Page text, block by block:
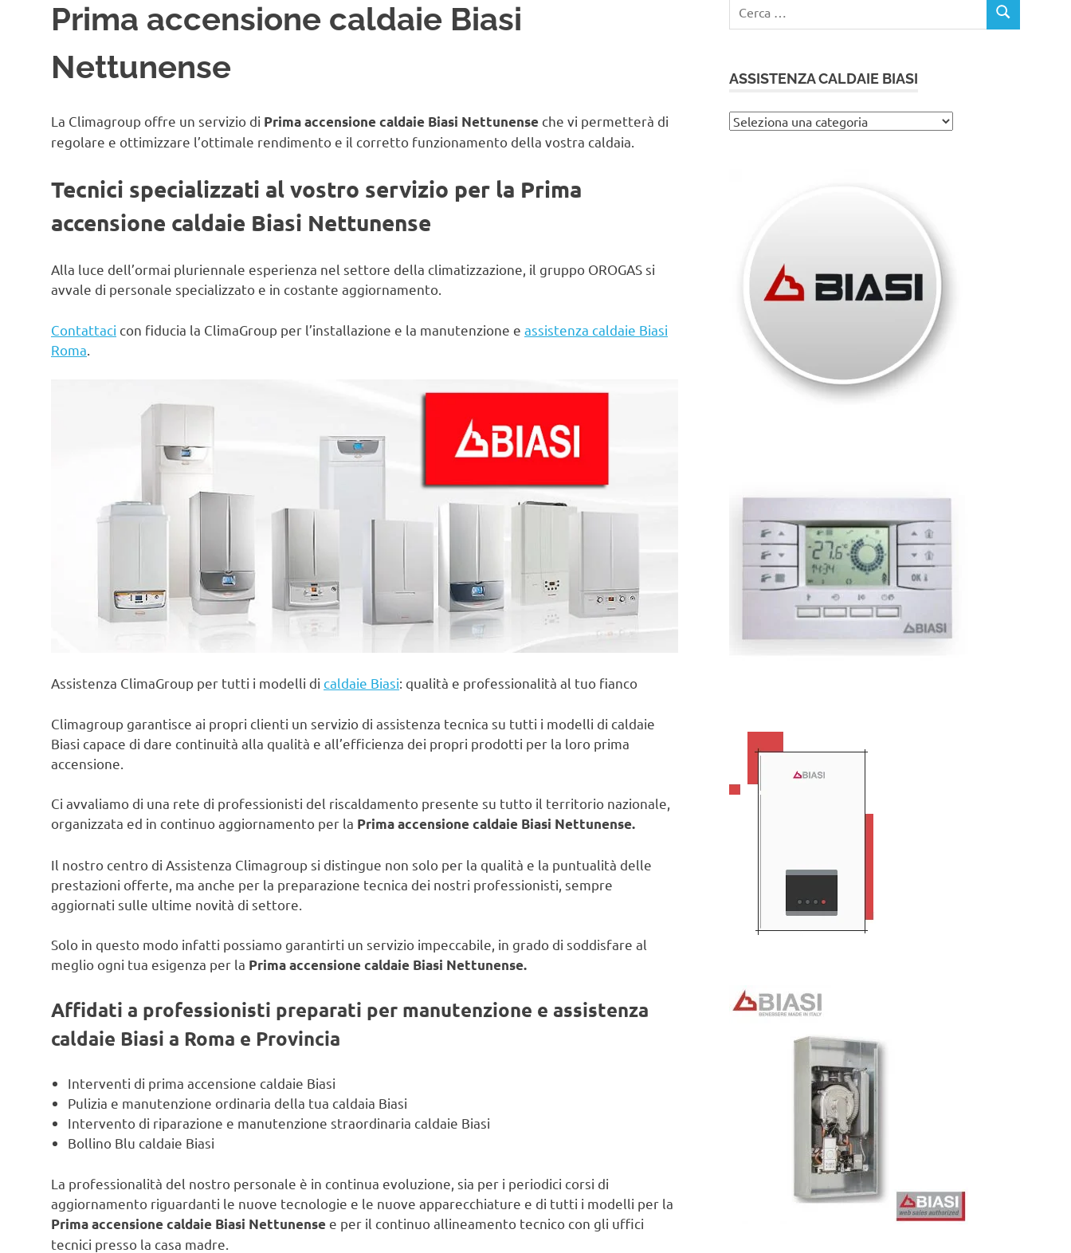
Prima accensione caldaie Biasi
Nettunense
La Climagroup offre un servizio di Prima accensione caldaie Biasi Nettunense che vi permetterà di
regolare e ottimizzare l’ottimale rendimento e il corretto funzionamento della vostra caldaia.
Tecnici specializzati al vostro servizio per la Prima
accensione caldaie Biasi Nettunense
Alla luce dell’ormai pluriennale esperienza nel settore della climatizzazione, il gruppo OROGAS si
avvale di personale specializzato e in costante aggiornamento.
Contattaci con fiducia la ClimaGroup per l’installazione e la manutenzione e assistenza caldaie Biasi
Roma
Assistenza ClimaGroup per tutti i modelli di caldaie Biasi: qualità e professionalità al tuo fianco
Climagroup garantisce ai propri clienti un servizio di assistenza tecnica su tutti i modelli di caldaie
Biasi capace di dare continuità alla qualità e all’efficienza dei propri prodotti per la loro prima
accensione.
Ci avvaliamo di una rete di professionisti del riscaldamento presente su tutto il territorio nazionale,
organizzata ed in continuo aggiornamento per la Prima accensione caldaie Biasi Nettunense.
Il nostro centro di Assistenza Climagroup si distingue non solo per la qualità e la puntualità delle
prestazioni offerte, ma anche per la preparazione tecnica dei nostri professionisti, sempre
aggiornati sulle ultime novità di settore.
Solo in questo modo infatti possiamo garantirti un servizio impeccabile, in grado di soddisfare al
meglio ogni tua esigenza per la Prima accensione caldaie Biasi Nettunense.
Affidati a professionisti preparati per manutenzione e assistenza
caldaie Biasi a Roma e Provincia
Interventi di prima accensione caldaie Biasi
Pulizia e manutenzione ordinaria della tua caldaia Biasi
Intervento di riparazione e manutenzione straordinaria caldaie Biasi
Bollino Blu caldaie Biasi
La professionalità del nostro personale è in continua evoluzione, sia per i periodici corsi di
aggiornamento riguardanti le nuove tecnologie e le nuove apparecchiature e di tutti i modelli per la
Prima accensione caldaie Biasi Nettunense e per il continuo allineamento tecnico con gli uffici
tecnici presso la casa madre.
per:
CERCA
ASSISTENZA CALDAIE BIASI
Assistenza